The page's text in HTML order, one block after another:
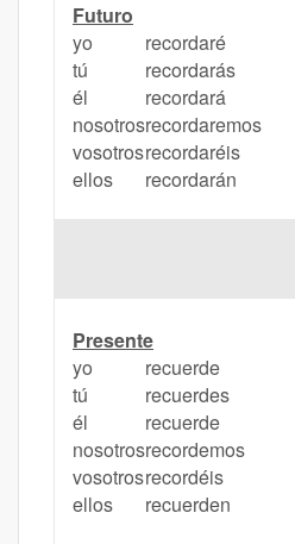
Futuro
yo
recordaré
tú
recordarás
él
recordará
nosotrosrecordaremos
vosotrosrecordaréis
ellos
recordarán
Presente
yo
recuerde
tú
recuerdes
él
recuerde
nosotrosrecordemos
vosotrosrecordéis
ellos
recuerden